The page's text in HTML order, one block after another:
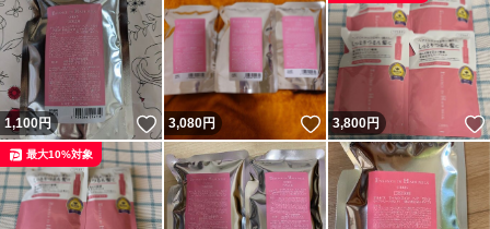
1,100円 いいね！
3,080円 いいね！
3,800円
最大10%対象